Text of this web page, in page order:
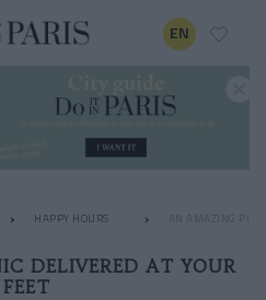
EN
HAPPY HOURS
DELIVERED AT YOUR
FEET